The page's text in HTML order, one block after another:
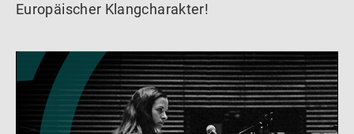
Europäischer Klangcharakter!